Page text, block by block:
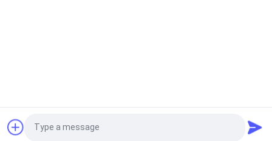
Части
Металлических
Запрос Цитировать